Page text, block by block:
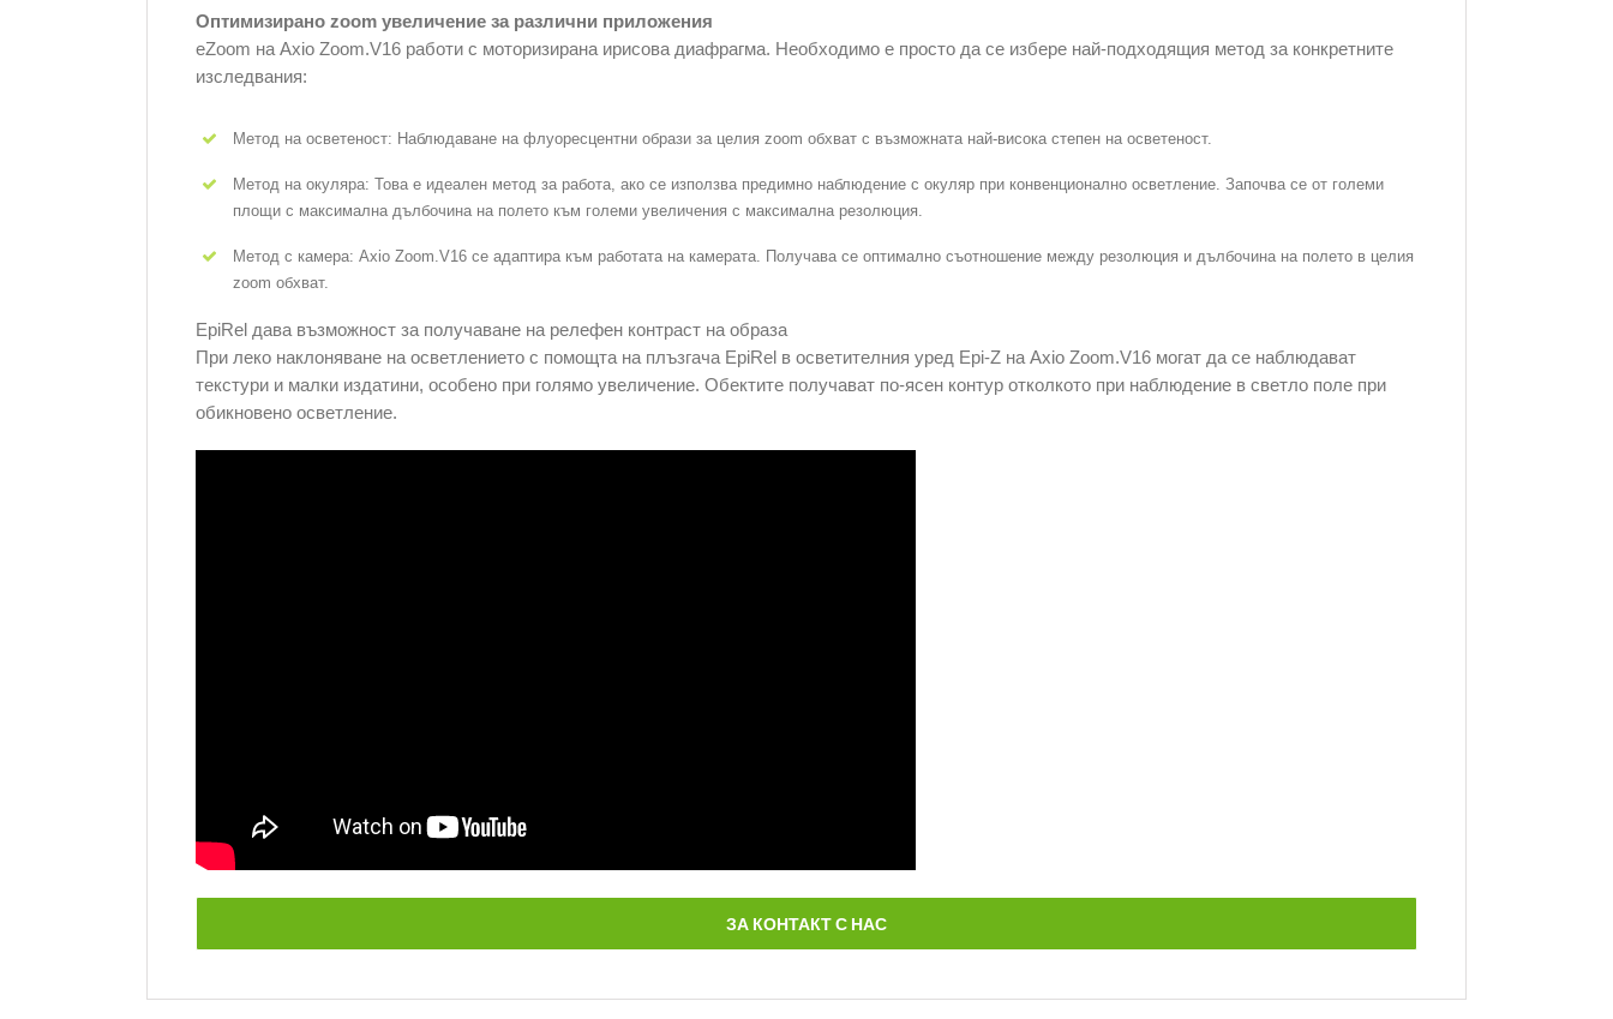
Оптимизирано zoom увеличение за различни приложения
eZoom на Axio Zoom.V16 работи с моторизирана ирисова диафрагма. Необходимо е просто да се избере най-подходящия метод за конкретните
изследвания:
Метод на осветеност: Наблюдаване на флуоресцентни образи за целия zoom обхват с възможната най-висока степен на осветеност.
Метод на окуляра: Това е идеален метод за работа, ако се използва предимно наблюдение с окуляр при конвенционално осветление. Започва се от големи
площи с максимална дълбочина на полето към големи увеличения с максимална резолюция.
Метод с камера: Axio Zoom.V16 се адаптира към работата на камерата. Получава се оптимално съотношение между резолюция и дълбочина на полето в целия
zoom обхват.
EpiRel дава възможност за получаване на релефен контраст на образа
При леко наклоняване на осветлението с помощта на плъзгача EpiRel в осветителния уред Epi-Z на Axio Zoom.V16 могат да се наблюдават
текстури и малки издатини, особено при голямо увеличение. Обектите получават по-ясен контур отколкото при наблюдение в светло поле при
обикновено осветление.
ЗА КОНТАКТ С НАС